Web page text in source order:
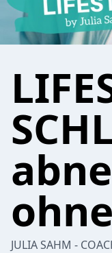
JULIA SAHM -